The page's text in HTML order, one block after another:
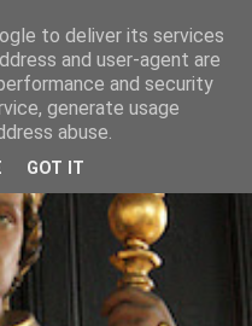
to deliver its services
and user-agent are
and security
generate usage
abuse.
GOT IT